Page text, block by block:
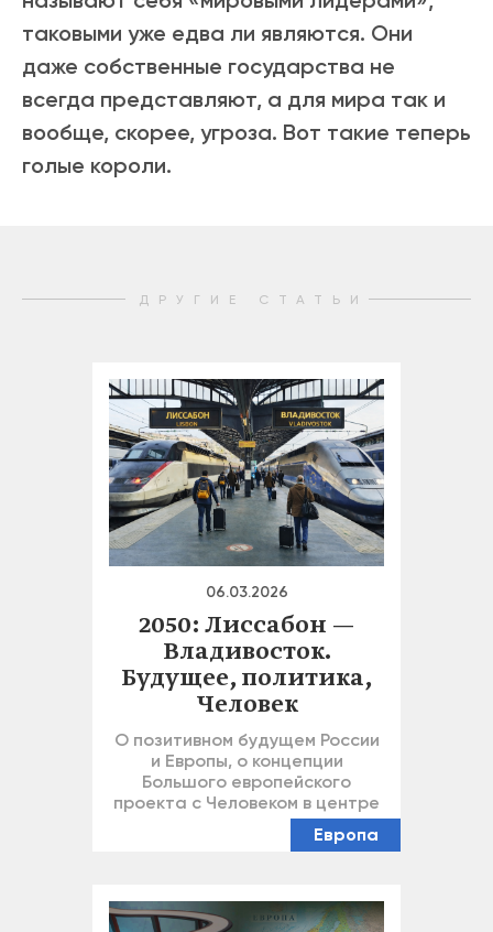
таковыми уже едва ли являются. Они
даже собственные государства не
всегда представляют, а для мира так и
вообще, скорее, угроза. Вот такие теперь
голые короли.
ДРУГИЕ СТАТЬИ
06.03.2026
2050: Лиссабон —
Владивосток.
Будущее, политика,
Человек
О позитивном будущем России
и Европы, о концепции
Большого европейского
проекта с Человеком в центре
Европа